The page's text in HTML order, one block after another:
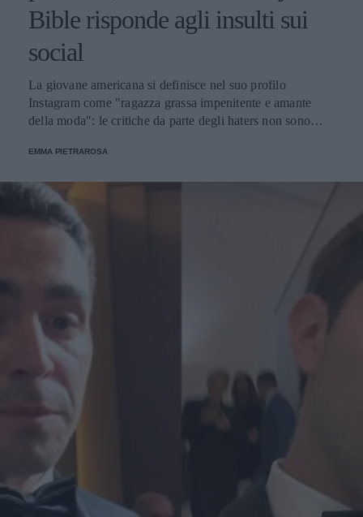
Bible risponde agli insulti sui
social
La giovane americana si definisce nel suo profilo
Instagram come "ragazza grassa impenitente e amante
della moda": le critiche da parte degli haters non sono
EMMA PIETRAROSA